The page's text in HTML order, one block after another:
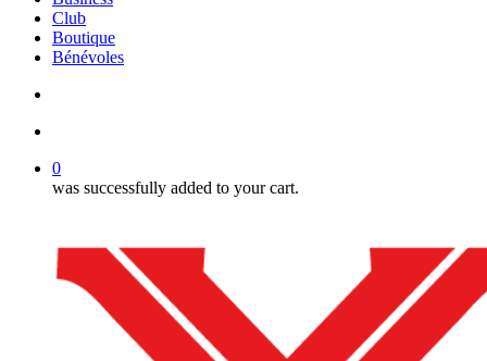
Club
Boutique
Bénévoles
0
was successfully added to your cart.